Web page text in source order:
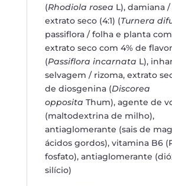
(Rhodiola rosea L), damiana
extrato seco (4:1) (Turnera
passiflora / folha e planta
extrato seco com 4% de
(Passiflora incarnata L),
selvagem / rizoma, extrato
de diosgenina (Discorea
opposita Thum), agente de
(maltodextrina de milho),
antiaglomerante (sais de
ácidos gordos), vitamina B6
fosfato), antiaglomerante
silício)